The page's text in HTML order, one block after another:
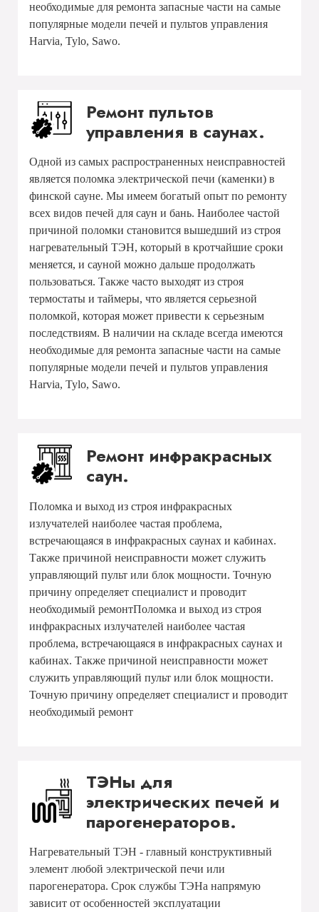
необходимые для ремонта запасные части на самые
популярные модели печей и пультов управления
Harvia, Tylo, Sawo.
Ремонт пультов
управления в саунах.
Одной из самых распространенных неисправностей
является поломка электрической печи (каменки) в
финской сауне. Мы имеем богатый опыт по ремонту
всех видов печей для саун и бань. Наиболее частой
причиной поломки становится вышедший из строя
нагревательный ТЭН, который в кротчайшие сроки
меняется, и сауной можно дальше продолжать
пользоваться. Также часто выходят из строя
термостаты и таймеры, что является серьезной
поломкой, которая может привести к серьезным
последствиям. В наличии на складе всегда имеются
необходимые для ремонта запасные части на самые
популярные модели печей и пультов управления
Harvia, Tylo, Sawo.
Ремонт инфракрасных
саун.
Поломка и выход из строя инфракрасных
излучателей наиболее частая проблема,
встречающаяся в инфракрасных саунах и кабинах.
Также причиной неисправности может служить
управляющий пульт или блок мощности. Точную
причину определяет специалист и проводит
необходимый ремонтПоломка и выход из строя
инфракрасных излучателей наиболее частая
проблема, встречающаяся в инфракрасных саунах и
кабинах. Также причиной неисправности может
служить управляющий пульт или блок мощности.
Точную причину определяет специалист и проводит
необходимый ремонт
ТЭНы для
электрических печей и
парогенераторов.
Нагревательный ТЭН - главный конструктивный
элемент любой электрической печи или
парогенератора. Срок службы ТЭНа напрямую
зависит от особенностей эксплуатации